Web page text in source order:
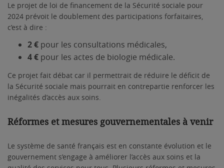
Le projet de loi de financement de la Sécurité sociale pour
2024 prévoit le doublement des participations forfaitaires,
c’est à dire :
2€ pour les consultations médicales,
4 € pour les actes de biologie médicale.
Ce projet fait débat car il permettrait de réduire le déficit de
la Sécurité sociale mais pourrait en contrepartie renforcer les
inégalités d’accès aux soins.
Réformes et mesures gouvernementales à venir
Le système de santé français est en constante évolution et le
gouvernement s’engage à améliorer l’accès aux soins et la